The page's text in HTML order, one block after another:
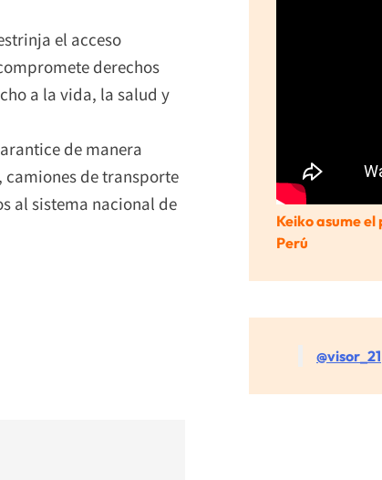
el acceso
derechos
a la vida, la salud y
de manera
de transporte
al sistema nacional de
Keiko asume
Perú
@visor_21